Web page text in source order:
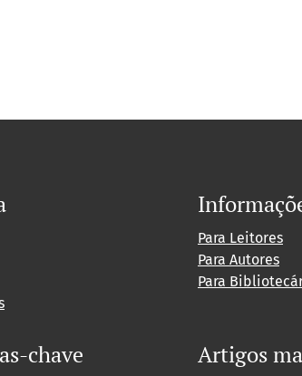
Para Leitores
Para Autores
Para
chave Artigos